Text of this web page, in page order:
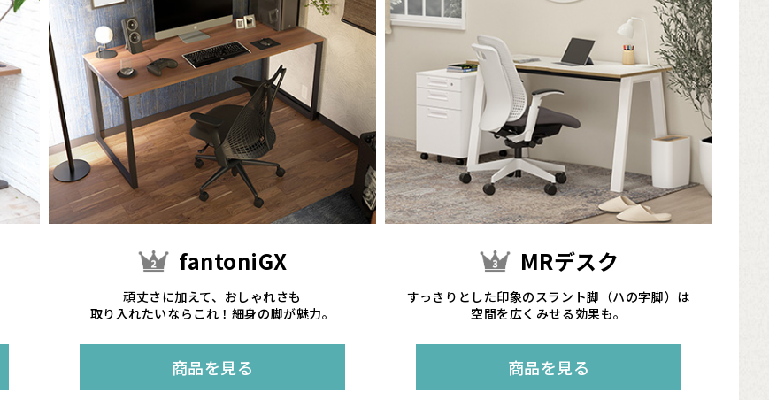
fantoniGX
頑丈さに加えて、おしゃれさも
取り入れたいならこれ！細身の脚が魅力。
商品を見る
MRデスク
すっきりとした印象のスラント脚（ハの字脚）は
空間を広くみせる効果も。
商品を見る